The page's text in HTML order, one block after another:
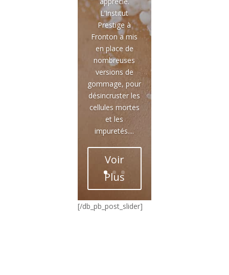
L’Institut
Prestige à
Fronton a mis
en place de
nombreuses
versions de
gommage, pour
désincruster les
cellules mortes
et les
impuretés....
Voir
Plus
[/db_pb_post_slider]